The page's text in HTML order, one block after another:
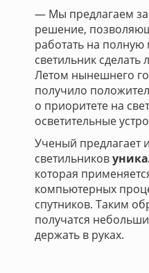
— Мы предлагаем
решение,
работать на
светильник
Летом нынешнего
получило
о приоритете на
осветительные
Ученый предлагает
светильников
которая
компьютерных
спутников. Таким
получатся
держать в руках.